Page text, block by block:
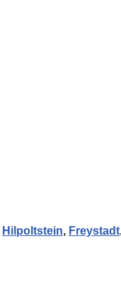
Hilpoltstein, Freystadt